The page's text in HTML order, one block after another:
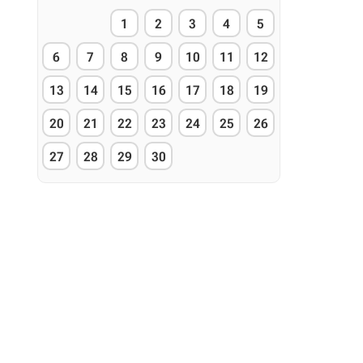
1 2 3 4 5
6 7 8 9 10 11 12
13 14 15 16 17 18 19
20 21 22 23 24 25 26
27 28 29 30